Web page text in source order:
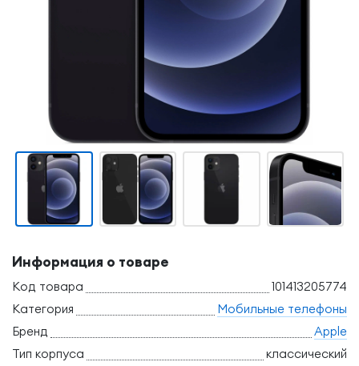
Информация о товаре
Код товара
101413205774
Категория
Мобильные телефоны
Бренд
Apple
Тип корпуса
классический